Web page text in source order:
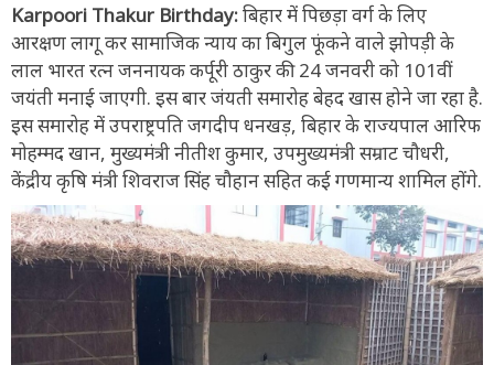
Karpoori Thakur Birthday:बिहार में पिछड़ा वर्ग के लिए
आरक्षण लागू कर सामाजिक न्याय का बिगुल फूंकने वाले झोपड़ी के
लाल भारत रत्न जननायक कर्पूरी ठाकुर की 24 जनवरी को 101वीं
जयंती मनाई जाएगी. इस बार जंयती समारोह बेहद खास होने जा रहा है.
इस समारोह में उपराष्ट्रपति जगदीप धनखड़, बिहार के राज्यपाल आरिफ
मोहम्मद खान, मुख्यमंत्री नीतीश कुमार, उपमुख्यमंत्री सम्राट चौधरी,
केंद्रीय कृषि मंत्री शिवराज सिंह चौहान सहित कई गणमान्य शामिल होंगे.